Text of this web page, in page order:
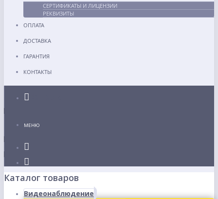
СЕРТИФИКАТЫ И ЛИЦЕНЗИИ
РЕКВИЗИТЫ
ОПЛАТА
ДОСТАВКА
ГАРАНТИЯ
КОНТАКТЫ
МЕНЮ
Каталог товаров
Видеонаблюдение